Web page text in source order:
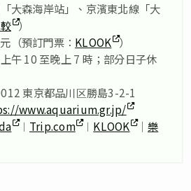
大森海岸站」、京濱東北線「大
）
（預訂門票： KLOOK ）
午 10 至晚上 7 時；部分日子休
東京都品川区勝島3-2-1
www.aquarium.gr.jp/
︱ Trip.com ︱ KLOOK ｜樂